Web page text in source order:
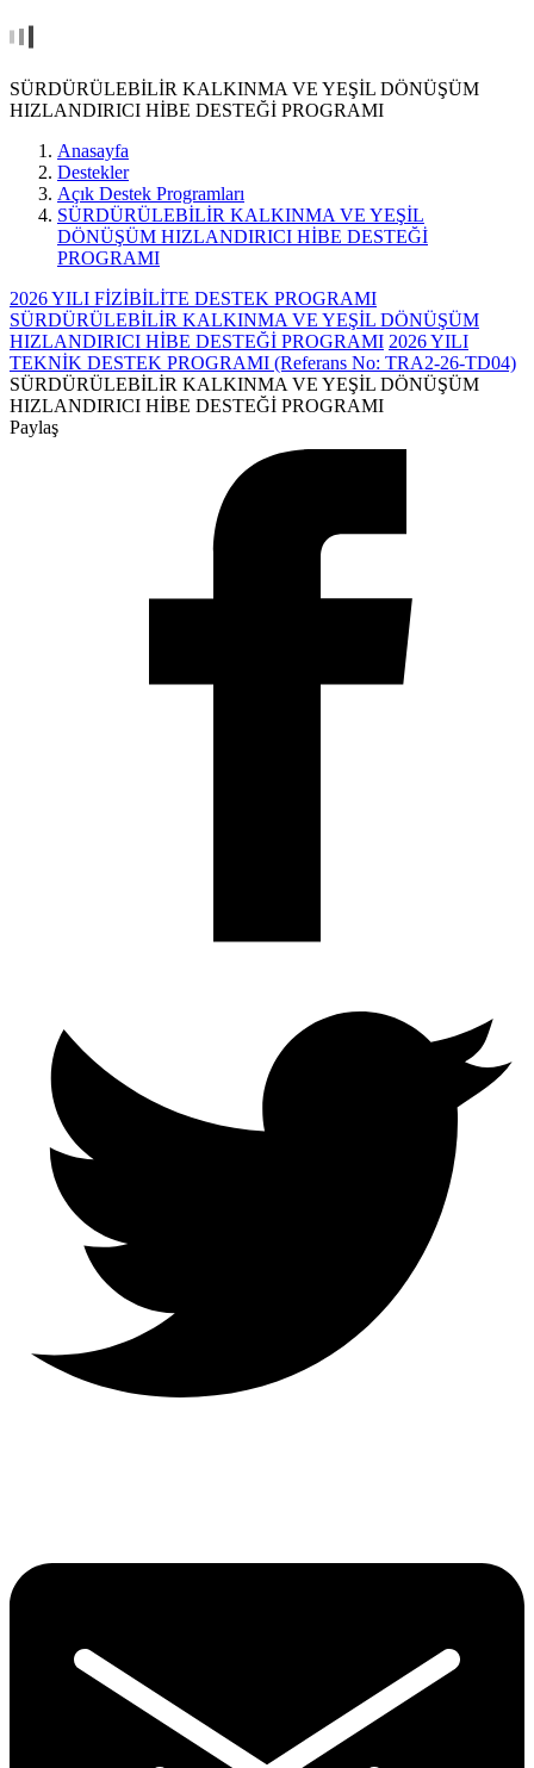
SÜRDÜRÜLEBİLİR KALKINMA VE YEŞİL DÖNÜŞÜM
HIZLANDIRICI HİBE DESTEĞİ PROGRAMI
Anasayfa
Destekler
Açık Destek Programları
SÜRDÜRÜLEBİLİR KALKINMA VE YEŞİL
DÖNÜŞÜM HIZLANDIRICI HİBE DESTEĞİ
PROGRAMI
2026 YILI FİZİBİLİTE DESTEK PROGRAMI
SÜRDÜRÜLEBİLİR KALKINMA VE YEŞİL DÖNÜŞÜM
HIZLANDIRICI HİBE DESTEĞİ PROGRAMI 2026 YILI
TEKNİK DESTEK PROGRAMI (Referans No: TRA2-26-TD04)
SÜRDÜRÜLEBİLİR KALKINMA VE YEŞİL DÖNÜŞÜM
HIZLANDIRICI HİBE DESTEĞİ PROGRAMI
Paylaş